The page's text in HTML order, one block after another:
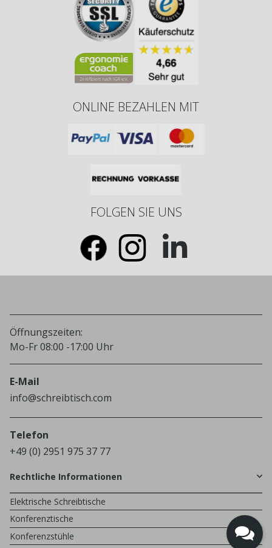
ONLINE BEZAHLEN MIT
FOLGEN SIE UNS
Öffnungszeiten:
Mo-Fr 08:00 -17:00 Uhr
E-Mail
info@schreibtisch.com
Telefon
+49 (0) 2951 975 37 77
Rechtliche Informationen
Elektrische Schreibtische
Konferenztische
Konferenzstühle